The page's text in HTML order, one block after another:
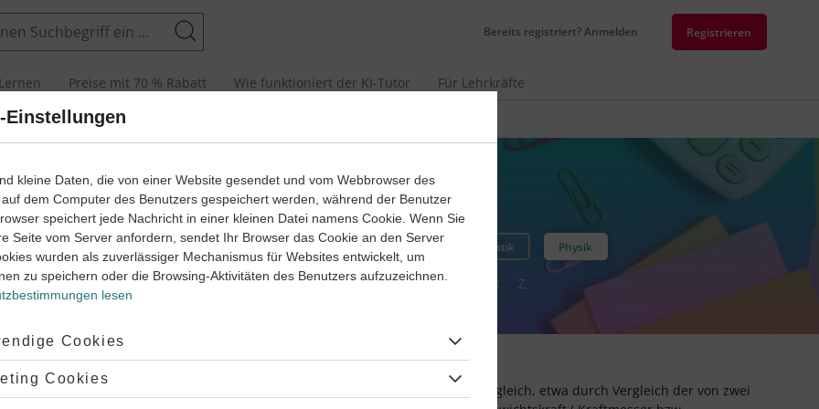
Bereits registriert? Anmelden Registrieren
Suchen
Preise mit 70 % Rabatt Wie funktioniert der KI-Tutor Für Lehrkräfte
Schülerlexikon
Englisch Französisch Geschichte Latein Mathematik Physik
F G H I J K L M N O P Q R S T U V X Z
Man benutzt vor allem die folgenden vier Messprinzipien: direkter Massenvergleich, etwa durch Vergleich der von zwei
Einstellungen
kleine Daten, die von einer Website gesendet und vom Webbrowser des
dem Computer des Benutzers gespeichert werden, während der Benutzer
speichert jede Nachricht in einer kleinen Datei namens Cookie. Wenn Sie
Seite vom Server anfordern, sendet Ihr Browser das Cookie an den Server
wurden als zuverlässiger Mechanismus für Websites entwickelt, um
zu speichern oder die Browsing-Aktivitäten des Benutzers aufzuzeichnen.
lesen
Cookies
Cookies